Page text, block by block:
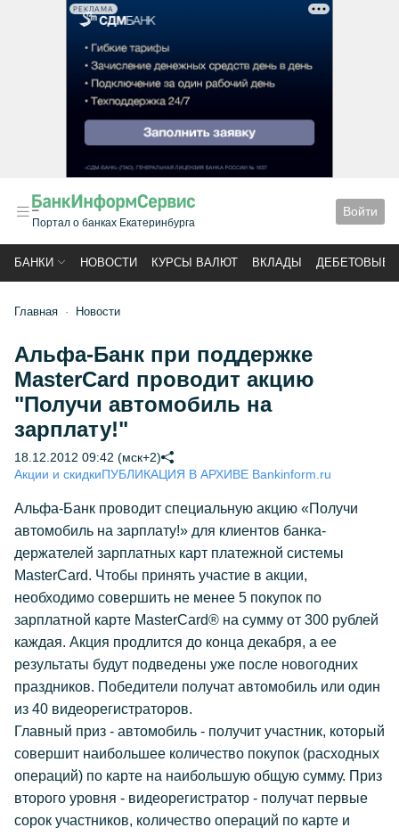
РЕКЛАМА
Портал о банках Екатеринбурга
Войти
БАНКИ НОВОСТИ КУРСЫ ВАЛЮТ ВКЛАДЫ ДЕБЕТОВЫЕ
Главная Новости
Альфа-Банк при поддержке
MasterCard проводит акцию
"Получи автомобиль на
зарплату!"
18.12.2012 09:42 (мск+2)
Акции и скидкиПУБЛИКАЦИЯ В АРХИВЕ Bankinform.ru
Альфа-Банк проводит специальную акцию «Получи
автомобиль на зарплату!» для клиентов банка-
держателей зарплатных карт платежной системы
MasterCard. Чтобы принять участие в акции,
необходимо совершить не менее 5 покупок по
зарплатной карте MasterCard® на сумму от 300 рублей
каждая. Акция продлится до конца декабря, а ее
результаты будут подведены уже после новогодних
праздников. Победители получат автомобиль или один
из 40 видеорегистраторов.
Главный приз - автомобиль - получит участник, который
совершит наибольшее количество покупок (расходных
операций) по карте на наибольшую общую сумму. Приз
второго уровня - видеорегистратор - получат первые
сорок участников, количество операций по карте и